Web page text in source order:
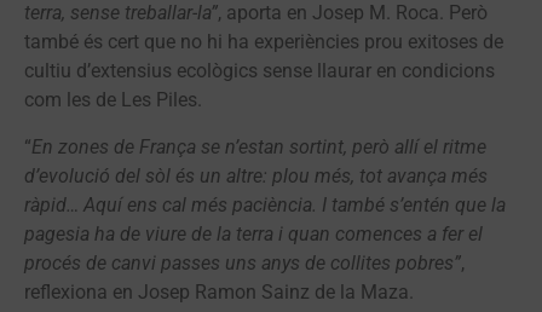
terra, sense treballar-la”, aporta en Josep M. Roca. Però
també és cert que no hi ha experiències prou exitoses de
cultiu d’extensius ecològics sense llaurar en condicions
com les de Les Piles.
“En zones de França se n’estan sortint, però allí el ritme
d’evolució del sòl és un altre: plou més, tot avança més
ràpid… Aquí ens cal més paciència. I també s’entén que la
pagesia ha de viure de la terra i quan comences a fer el
procés de canvi passes uns anys de collites pobres”,
reflexiona en Josep Ramon Sainz de la Maza.